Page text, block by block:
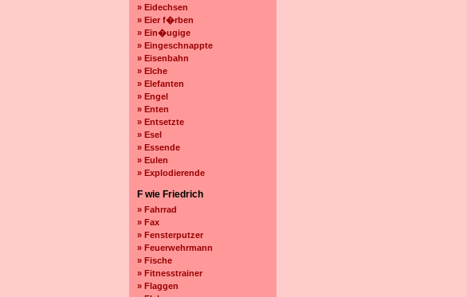
» Eidechsen
» Eier f�rben
» Ein�ugige
» Eingeschnappte
» Eisenbahn
» Elche
» Elefanten
» Engel
» Enten
» Entsetzte
» Esel
» Essende
» Eulen
» Explodierende
F wie Friedrich
» Fahrrad
» Fax
» Fensterputzer
» Feuerwehrmann
» Fische
» Fitnesstrainer
» Flaggen